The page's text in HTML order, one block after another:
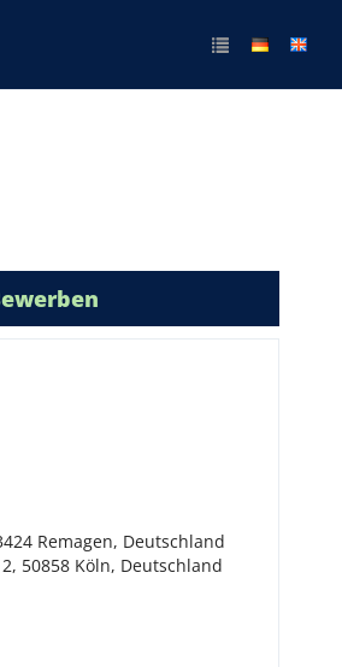
Remagen, Deutschland
50858 Köln, Deutschland